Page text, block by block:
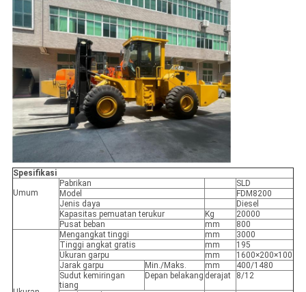
Spesifikasi
Umum
Pabrikan
SLD
Model
FDM8200
Jenis daya
Diesel
Kapasitas pemuatan terukur
Kg
20000
Pusat beban
mm 800
Mengangkat tinggi mm
3000
Tinggi angkat gratis
mm
195
Ukuran garpu
mm
1600×200×100
Jarak garpu
Min./Maks. mm
400/1480
Sudut kemiringan
tiang
Depan belakang derajat 8/12